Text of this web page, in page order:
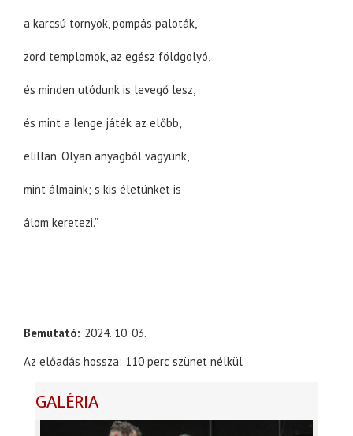
a karcsú tornyok, pompás paloták,
zord templomok, az egész földgolyó,
és minden utódunk is levegő lesz,
és mint a lenge játék az előbb,
elillan. Olyan anyagból vagyunk,
mint álmaink; s kis életünket is
álom keretezi.”
Bemutató 2024. 10. 03.
Az előadás hossza: 110 perc szünet nélkül
GALÉRIA